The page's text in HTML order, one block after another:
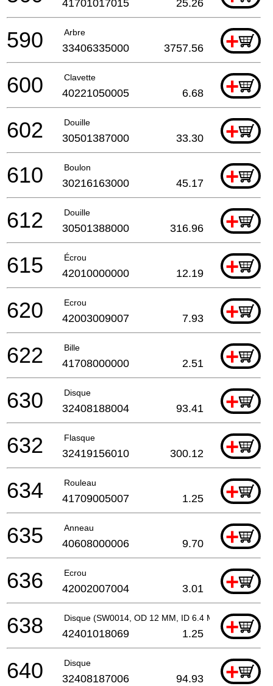
41701017015 25.26
Arbre +
590 33406335000 3757.56
Clavette +
600 40221050005 6.68
Douille +
602 30501387000 33.30
Boulon +
610 30216163000 45.17
Douille +
612 30501388000 316.96
Écrou +
615 42010000000 12.19
Ecrou +
620 42003009007 7.93
Bille +
622 41708000000 2.51
Disque +
630 32408188004 93.41
Flasque +
632 32419156010 300.12
Rouleau +
634 41709005007 1.25
Anneau +
635 40608000006 9.70
Ecrou +
636 42002007004 3.01
Disque (SW0014, OD 12 MM, ID 6.4 MM)+
638 42401018069 1.25
Disque +
640 32408187006 94.93